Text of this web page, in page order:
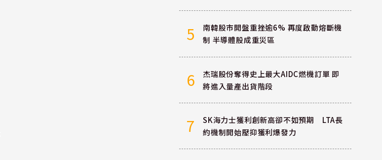
5
南韓股市開盤重挫逾6% 再度啟動熔斷機
制 半導體股成重災區
6
杰瑞股份奪得史上最大AIDC燃機訂單 即
將進入量產出貨階段
7
SK海力士獲利創新高卻不如預期 LTA長
約機制開始壓抑獲利爆發力